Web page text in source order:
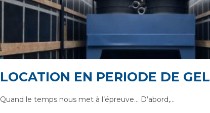
LOCATION EN PERIODE DE GEL
Quand le temps nous met à l’épreuve… D’abord,…